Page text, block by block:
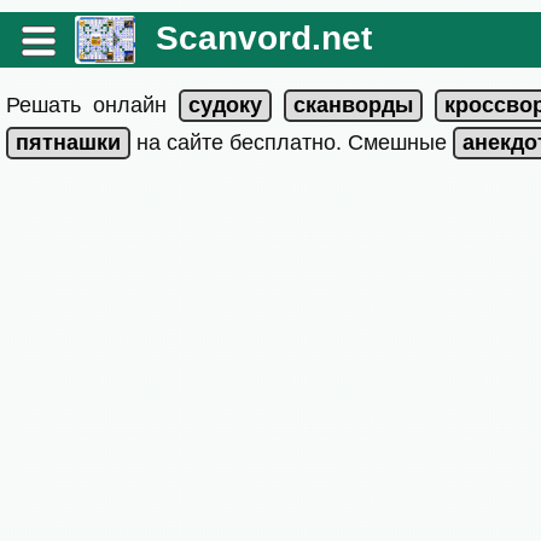
Scanvord.net
Решать онлайн
на сайте бесплатно. Смешные